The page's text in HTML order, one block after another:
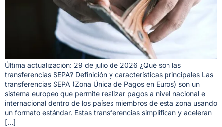
Última actualización: 29 de julio de 2026 ¿Qué son las
transferencias SEPA? Definición y características principales Las
transferencias SEPA (Zona Única de Pagos en Euros) son un
sistema europeo que permite realizar pagos a nivel nacional e
internacional dentro de los países miembros de esta zona usando
un formato estándar. Estas transferencias simplifican y aceleran
[…]